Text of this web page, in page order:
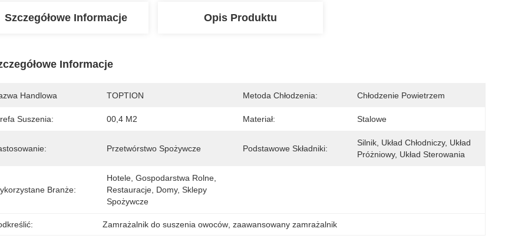
Szczegółowe Informacje Opis Produktu
Informacje
Handlowa TOPTION Metoda Chłodzenia: Chłodzenie Powietrzem
Suszenia: 00,4 M2 Materiał: Stalowe
Przetwórstwo Spożywcze Podstawowe Składniki:
Silnik, Układ Chłodniczy, Układ
Próżniowy, Układ Sterowania
Branże:
Hotele, Gospodarstwa Rolne,
Restauracje, Domy, Sklepy
Spożywcze
Zamrażalnik do suszenia owoców , zaawansowany zamrażalnik